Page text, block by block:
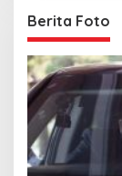
Berita Foto